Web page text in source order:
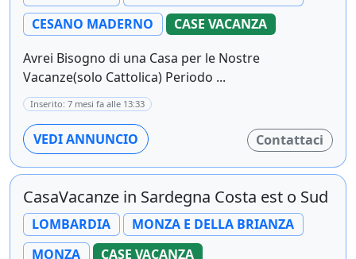
CESANO MADERNO
CASE VACANZA
Avrei Bisogno di una Casa per le Nostre
Vacanze(solo Cattolica) Periodo ...
Inserito: 7 mesi fa alle 13:33
VEDI ANNUNCIO Contattaci
CasaVacanze in Sardegna Costa est o Sud
LOMBARDIA
MONZA E DELLA BRIANZA
MONZA
CASE VACANZA